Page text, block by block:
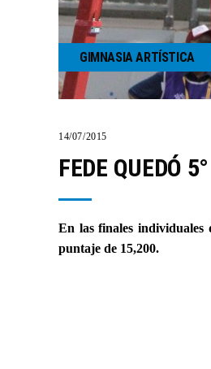
GIMNASIA ARTÍSTICA
14/07/2015
FEDE QUEDÓ
En las finales individuales
puntaje de 15,200.